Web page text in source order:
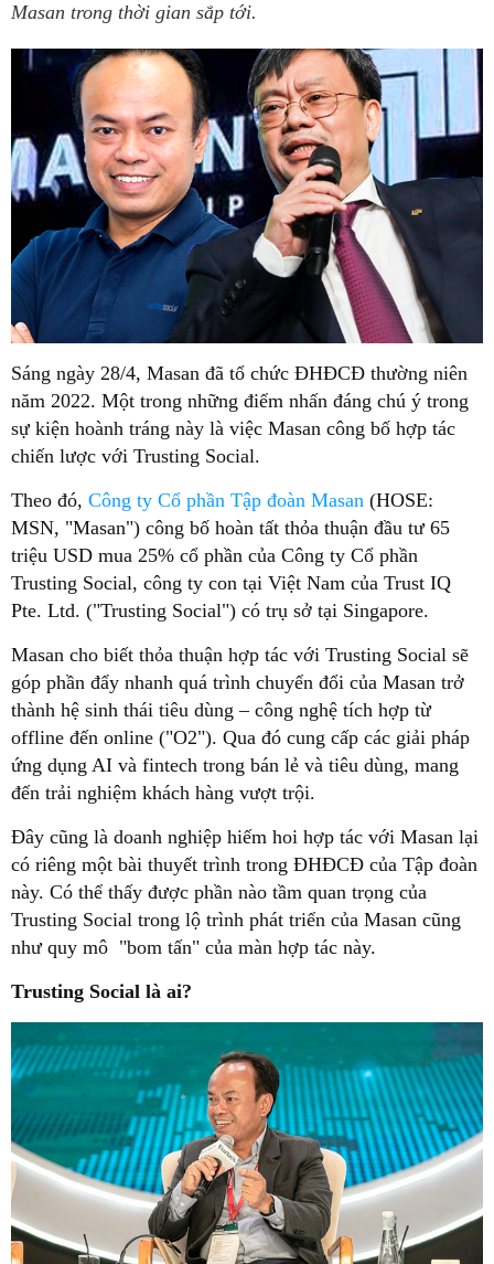
Masan trong thời gian sắp tới.
Sáng ngày 28/4, Masan đã tổ chức ĐHĐCĐ thường niên
năm 2022. Một trong những điểm nhấn đáng chú ý trong
sự kiện hoành tráng này là việc Masan công bố hợp tác
chiến lược với Trusting Social.
Theo đó, Công ty Cổ phần Tập đoàn Masan (HOSE:
MSN, "Masan") công bố hoàn tất thỏa thuận đầu tư 65
triệu USD mua 25% cổ phần của Công ty Cổ phần
Trusting Social, công ty con tại Việt Nam của Trust IQ
Pte. Ltd. ("Trusting Social") có trụ sở tại Singapore.
Masan cho biết thỏa thuận hợp tác với Trusting Social sẽ
góp phần đẩy nhanh quá trình chuyển đổi của Masan trở
thành hệ sinh thái tiêu dùng – công nghệ tích hợp từ
offline đến online ("O2"). Qua đó cung cấp các giải pháp
ứng dụng AI và fintech trong bán lẻ và tiêu dùng, mang
đến trải nghiệm khách hàng vượt trội.
Đây cũng là doanh nghiệp hiếm hoi hợp tác với Masan lại
có riêng một bài thuyết trình trong ĐHĐCĐ của Tập đoàn
này. Có thể thấy được phần nào tầm quan trọng của
Trusting Social trong lộ trình phát triển của Masan cũng
như quy mô "bom tấn" của màn hợp tác này.
Trusting Social là ai?